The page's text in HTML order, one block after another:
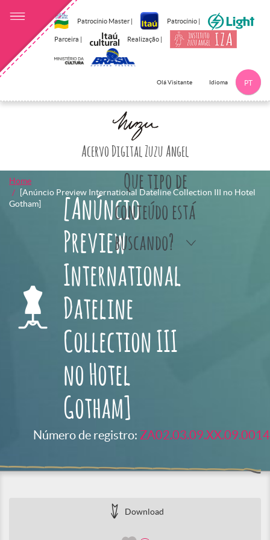
Patrocínio Master | Patrocínio |
Parceira | Realização |
Olá Visitante Idioma PT
Acervo Digital Zuzu Angel
Que tipo de
conteúdo está
buscando?
Home
[Anúncio Preview International Dateline Collection III no Hotel
Gotham]
[Anúncio
Preview
International
Dateline
Collection III
no Hotel
Gotham]
Número de registro: ZA02.03.09.XX.09.0014
Download